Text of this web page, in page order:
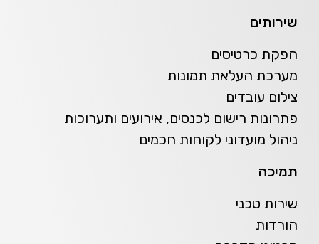
שירותים
הפקת כרטיסים
מערכת העלאת תמונות
צילום עובדים
פתרונות רישום לכנסים, אירועים ותערוכות
ניהול מועדוני לקוחות חכמים
תמיכה
שירות טכני
הורדות